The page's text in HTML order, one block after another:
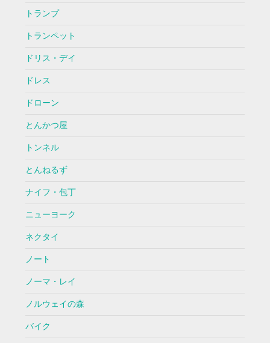
トランプ
トランペット
ドリス・デイ
ドレス
ドローン
とんかつ屋
トンネル
とんねるず
ナイフ・包丁
ニューヨーク
ネクタイ
ノート
ノーマ・レイ
ノルウェイの森
バイク